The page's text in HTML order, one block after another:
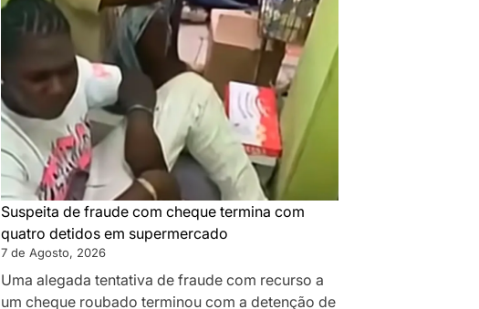
Suspeita de fraude com cheque termina com
quatro detidos em supermercado
7 de Agosto, 2026
Uma alegada tentativa de fraude com recurso a
um cheque roubado terminou com a detenção de